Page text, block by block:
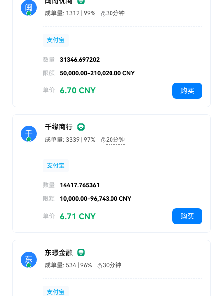
闽
成单量: 1312 | 99% 30分钟
支付宝
数量
31346.697202
限额
50,000.00-210,020.00 CNY
单价 6.70 CNY 购买
千
千缘商行
成单量: 3339 | 97% 20分钟
支付宝
数量
14417.765361
限额
10,000.00-96,743.00 CNY
单价 6.71 CNY 购买
东
东璟金融
成单量: 534 | 96% 30分钟
支付宝